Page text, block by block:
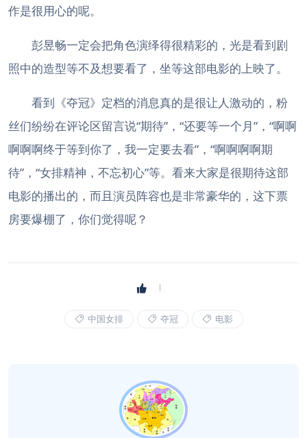
作是很用心的呢。
彭昱畅一定会把角色演绎得很精彩的，光是看到剧
照中的造型等不及想要看了，坐等这部电影的上映了。
看到《夺冠》定档的消息真的是很让人激动的，粉
丝们纷纷在评论区留言说“期待”，“还要等一个月”，“啊啊
啊啊啊终于等到你了，我一定要去看”，“啊啊啊啊期
待”，“女排精神，不忘初心”等。看来大家是很期待这部
电影的播出的，而且演员阵容也是非常豪华的，这下票
房要爆棚了，你们觉得呢？
中国女排 夺冠 电影